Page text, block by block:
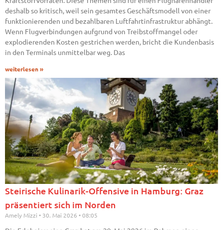
deshalb so kritisch, weil sein gesamtes Geschäftsmodell von einer
funktionierenden und bezahlbaren Luftfahrtinfrastruktur abhängt.
Wenn Flugverbindungen aufgrund von Treibstoffmangel oder
explodierenden Kosten gestrichen werden, bricht die Kundenbasis
in den Terminals unmittelbar weg. Das
weiterlesen »
Steirische Kulinarik-Offensive in Hamburg: Graz
präsentiert sich im Norden
Amely Mizzi 30. Mai 2026 08:05